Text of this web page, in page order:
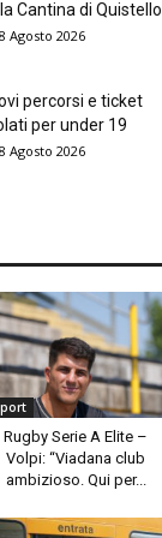
Cantina di Quistello
8 Agosto 2026
percorsi e ticket
per under 19
8 Agosto 2026
Rugby Serie A Elite –
Volpi: “Viadana club
ambizioso. Qui per...